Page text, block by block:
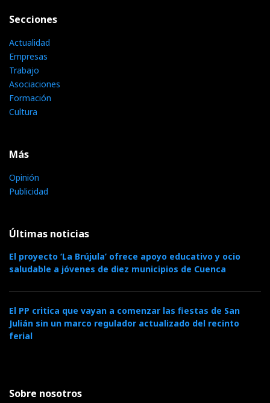
Secciones
Actualidad
Empresas
Trabajo
Asociaciones
Formación
Cultura
Más
Opinión
Publicidad
Últimas noticias
El proyecto ‘La Brújula’ ofrece apoyo educativo y ocio
saludable a jóvenes de diez municipios de Cuenca
El PP critica que vayan a comenzar las fiestas de San
Julián sin un marco regulador actualizado del recinto
ferial
Sobre nosotros